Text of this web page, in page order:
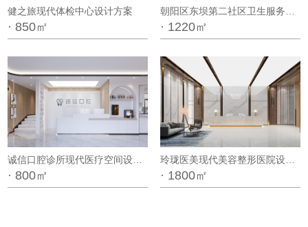
健之旅现代体检中心设计方案
· 850㎡
朝阳区东坝第二社区卫生服务中心设计方案
· 1220㎡
诚信口腔诊所现代医疗空间设计方案
· 800㎡
玲珑医美现代美容整形医院设计方案
· 1800㎡